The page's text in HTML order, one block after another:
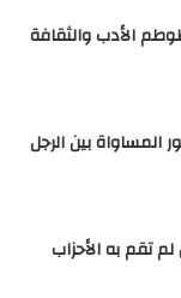
الأدب والثقافة
بين الرجل
تقم به الأحزاب